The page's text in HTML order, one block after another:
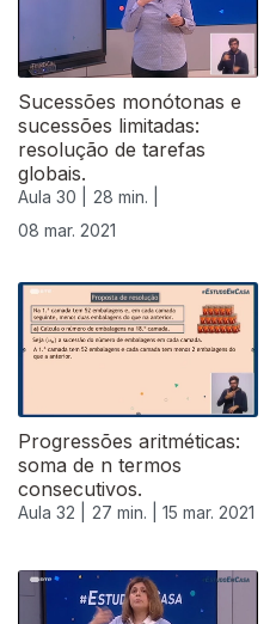
Sucessões monótonas e
sucessões limitadas:
resolução de tarefas
globais.
Aula 30 |
28 min. |
08 mar. 2021
Progressões aritméticas:
soma de n termos
consecutivos.
Aula 32 | 27 min. | 15 mar. 2021
532956